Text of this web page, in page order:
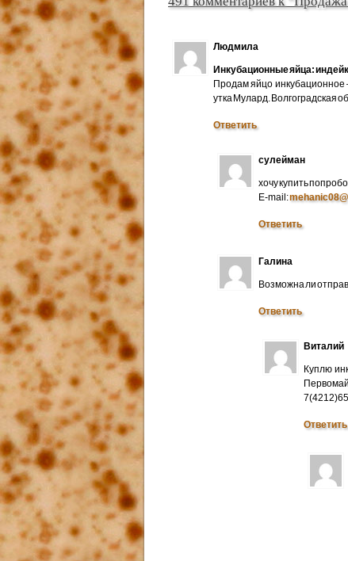
Людмила
Инкубационные яйца:
Продам яйцо инкубационное
утка Мулард. Волгоградская
Ответить
сулейман
хочу купить
E-mail:
Ответить
Галина
Возможна ли
Ответить
Виталий
Куплю
Ответить